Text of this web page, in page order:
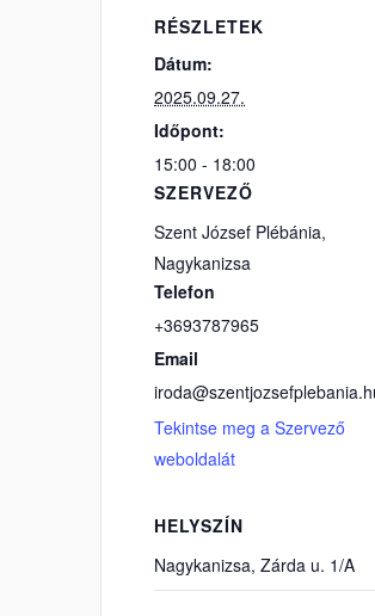
RÉSZLETEK
Dátum:
2025.09.27.
Időpont:
15:00 - 18:00
SZERVEZŐ
Szent József Plébánia,
Nagykanizsa
Telefon
+3693787965
Email
Tekintse meg a Szervező
weboldalát
HELYSZÍN
Nagykanizsa, Zárda u. 1/A